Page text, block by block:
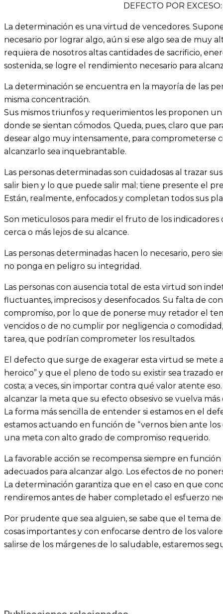
DEFECTO POR
La determinación es una virtud de vencedores.
necesario por lograr algo, aún si ese algo sea de muy
requiera de nosotros altas cantidades de sacrificio,
sostenida, se logre el rendimiento necesario para
La determinación se encuentra en la mayoría de las
misma concentración.
Sus mismos triunfos y requerimientos les proponen
donde se sientan cómodos. Queda, pues, claro que
desear algo muy intensamente, para comprometerse
alcanzarlo sea inquebrantable.
Las personas determinadas son cuidadosas al trazar
salir bien y lo que puede salir mal; tiene presente el
Están, realmente, enfocados y completan todos sus
Son meticulosos para medir el fruto de los indicadores
cerca o más lejos de su alcance.
Las personas determinadas hacen lo necesario, pero
no ponga en peligro su integridad.
Las personas con ausencia total de esta virtud son
fluctuantes, imprecisos y desenfocados. Su falta de
compromiso, por lo que de ponerse muy retador el
vencidos o de no cumplir por negligencia o
tarea, que podrían comprometer los resultados.
El defecto que surge de exagerar esta virtud se mete
heroico” y que el pleno de todo su existir sea trazado
costa; a veces, sin importar contra qué valor atente
alcanzar la meta que su efecto obsesivo se vuelva
La forma más sencilla de entender si estamos en el
estamos actuando en función de “vernos bien ante
una meta con alto grado de compromiso requerido.
La favorable acción se recompensa siempre en
adecuados para alcanzar algo. Los efectos de no
La determinación garantiza que en el caso en que
rendiremos antes de haber completado el esfuerzo
Por prudente que sea alguien, se sabe que el tema
cosas importantes y con enfocarse dentro de los
salirse de los márgenes de lo saludable, estaremos